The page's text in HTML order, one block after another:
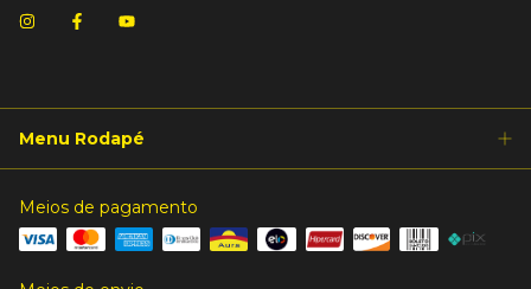
Menu Rodapé
Meios de pagamento